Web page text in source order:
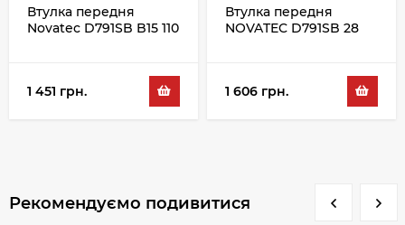
Втулка передня
Novatec D791SB B15 110
1 451 грн.
Втулка передня
NOVATEC D791SB 28
1 606 грн.
Рекомендуємо подивитися